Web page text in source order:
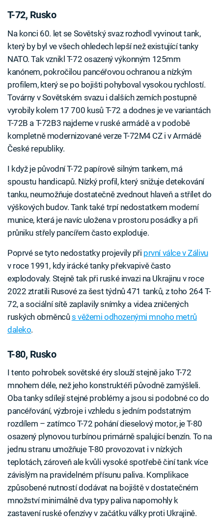
T-72, Rusko
Na konci 60. let se Sovětský svaz rozhodl vyvinout tank,
který by byl ve všech ohledech lepší než existující tanky
NATO. Tak vznikl T-72 osazený výkonným 125mm
kanónem, pokročilou pancéřovou ochranou a nízkým
profilem, který se po bojišti pohyboval vysokou rychlostí.
Továrny v Sovětském svazu i dalších zemích postupně
vyrobily kolem 17 700 kusů T-72 a dodnes je ve variantách
T-72B a T-72B3 najdeme v ruské armádě a v podobě
kompletně modernizované verze T-72M4 CZ i v Armádě
České republiky.
I když je původní T-72 papírově silným tankem, má
spoustu handicapů. Nízký profil, který snižuje detekování
tanku, neumožňuje dostatečně zvednout hlaveň a střílet do
výškových budov. Tank také trpí nedostatkem moderní
munice, která je navíc uložena v prostoru posádky a při
průniku střely pancířem často exploduje.
Poprvé se tyto nedostatky projevily při první válce v Zálivu
v roce 1991, kdy irácké tanky překvapivě často
explodovaly. Stejně tak při ruské invazi na Ukrajinu v roce
2022 ztratili Rusové za šest týdnů 471 tanků, z toho 264 T-
72, a sociální sítě zaplavily snímky a videa zničených
ruských obrněncůs věžemi odhozenými mnoho metrů
daleko.
T-80, Rusko
I tento pohrobek sovětské éry slouží stejně jako T-72
mnohem déle, než jeho konstruktéři původně zamýšleli.
Oba tanky sdílejí stejné problémy a jsou si podobné co do
pancéřování, výzbroje i vzhledu s jedním podstatným
rozdílem – zatímco T-72 pohání dieselový motor, je T-80
osazený plynovou turbínou primárně spalující benzín. To na
jednu stranu umožňuje T-80 provozovat i v nízkých
teplotách, zároveň ale kvůli vysoké spotřebě činí tank více
závislým na pravidelném přísunu paliva. Komplikace
způsobené nutností dodávat na bojiště v dostatečném
množství minimálně dva typy paliva napomohly k
zastavení ruské ofenzívy v začátku války proti Ukrajině.